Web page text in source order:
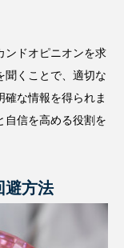
ンドオピニオンを求
聞くことで、適切な
な情報を得られま
自信を高める役割を
避方法